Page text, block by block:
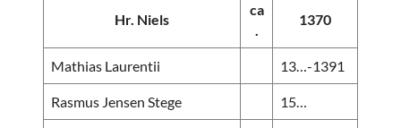
Hr. Niels
ca
.
1370
Mathias Laurentii 13…-1391
Rasmus Jensen Stege 15…